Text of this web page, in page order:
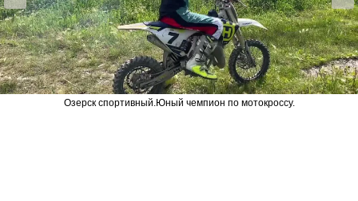
Озерск спортивный.Юный чемпион по мотокроссу.